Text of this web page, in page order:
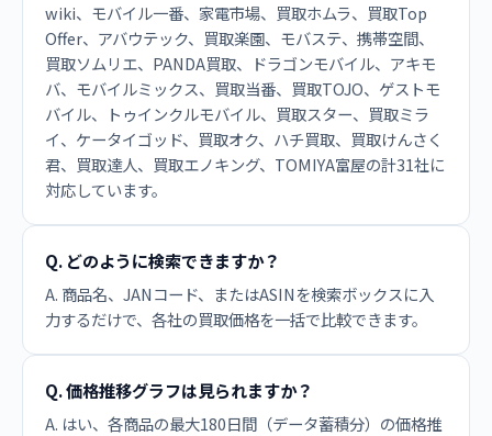
wiki、モバイル一番、家電市場、買取ホムラ、買取Top
Offer、アバウテック、買取楽園、モバステ、携帯空間、
買取ソムリエ、PANDA買取、ドラゴンモバイル、アキモ
バ、モバイルミックス、買取当番、買取TOJO、ゲストモ
バイル、トゥインクルモバイル、買取スター、買取ミラ
イ、ケータイゴッド、買取オク、ハチ買取、買取けんさく
君、買取達人、買取エノキング、TOMIYA富屋の計31社に
対応しています。
Q. どのように検索できますか？
A. 商品名、JANコード、またはASINを検索ボックスに入
力するだけで、各社の買取価格を一括で比較できます。
Q. 価格推移グラフは見られますか？
A. はい、各商品の最大180日間（データ蓄積分）の価格推